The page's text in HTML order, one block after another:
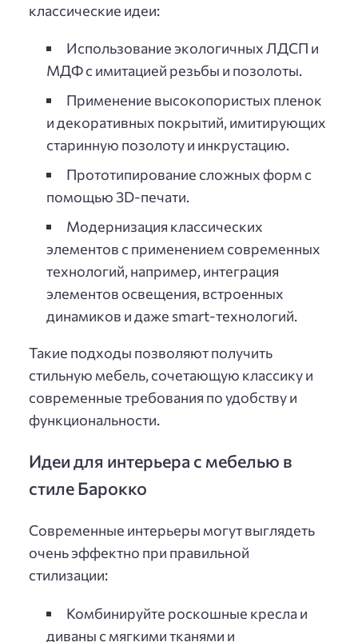
классические идеи:
Использование экологичных ЛДСП и
МДФ с имитацией резьбы и позолоты.
Применение высокопористых пленок
и декоративных покрытий, имитирующих
старинную позолоту и инкрустацию.
Прототипирование сложных форм с
помощью 3D-печати.
Модернизация классических
элементов с применением современных
технологий, например, интеграция
элементов освещения, встроенных
динамиков и даже smart-технологий.
Такие подходы позволяют получить
стильную мебель, сочетающую классику и
современные требования по удобству и
функциональности.
Идеи для интерьера с мебелью в
стиле Барокко
Современные интерьеры могут выглядеть
очень эффектно при правильной
стилизации:
Комбинируйте роскошные кресла и
диваны с мягкими тканями и